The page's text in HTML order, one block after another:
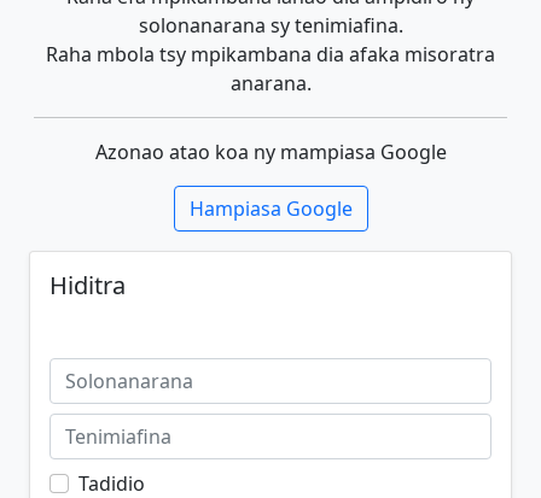
solonanarana sy tenimiafina.
Raha mbola tsy mpikambana dia afaka misoratra
anarana.
Azonao atao koa ny mampiasa Google
Hampiasa Google
Hiditra
Tadidio